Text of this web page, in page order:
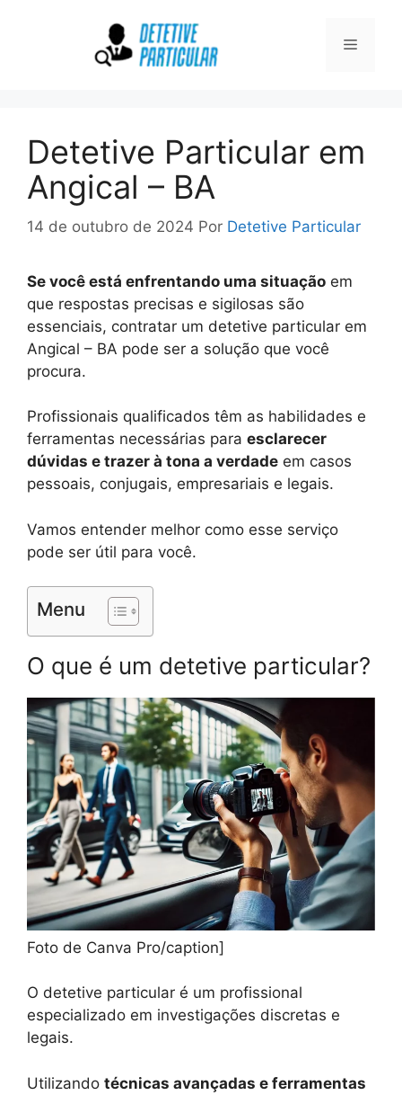
Menu
Detetive Particular em
Angical – BA
14 de outubro de 2024 Por Detetive Particular
Se você está enfrentando uma situação em
que respostas precisas e sigilosas são
essenciais, contratar um detetive particular em
Angical – BA pode ser a solução que você
procura.
Profissionais qualificados têm as habilidades e
ferramentas necessárias para esclarecer
dúvidas e trazer à tona a verdade em casos
pessoais, conjugais, empresariais e legais.
Vamos entender melhor como esse serviço
pode ser útil para você.
Menu
O que é um detetive particular?
Foto de Canva Pro/caption]
O detetive particular é um profissional
especializado em investigações discretas e
legais.
Utilizando técnicas avançadas e ferramentas